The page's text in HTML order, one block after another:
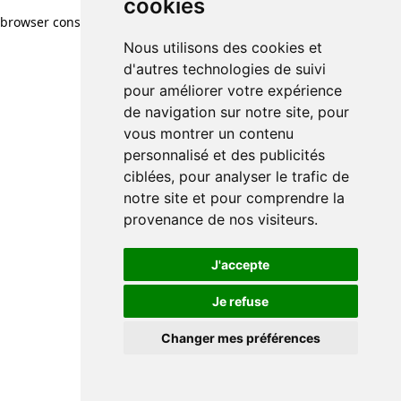
cookies
Nous utilisons des cookies et
d'autres technologies de suivi
pour améliorer votre expérience
de navigation sur notre site, pour
vous montrer un contenu
personnalisé et des publicités
ciblées, pour analyser le trafic de
notre site et pour comprendre la
provenance de nos visiteurs.
J'accepte
Je refuse
Changer mes préférences
browser console for more information)